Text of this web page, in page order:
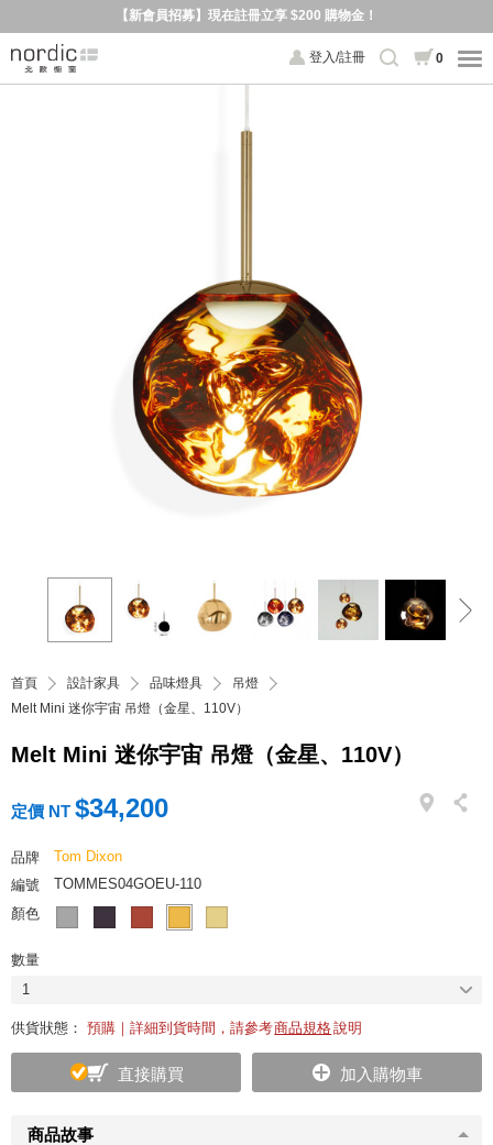
【新會員招募】現在註冊立享 $200 購物金！
登入/註冊 0
首頁 設計家具 品味燈具
吊燈
Melt Mini 迷你宇宙 吊燈（金星、110V）
Melt Mini 迷你宇宙 吊燈（金星、110V）
商品故事
定價 NT $34,200
品牌
Tom Dixon
編號
TOMMES04GOEU-110
顏色
數量
1
供貨狀態： 預購｜詳細到貨時間，請參考商品規格說明
直接購買 加入購物車